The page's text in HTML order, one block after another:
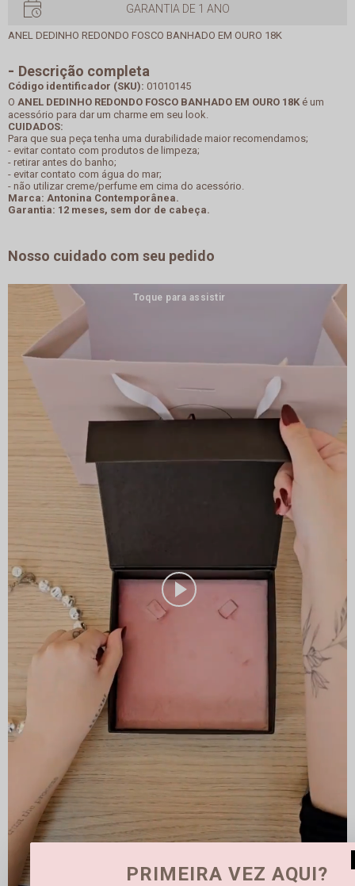
GARANTIA DE 1 ANO
ANEL DEDINHO REDONDO FOSCO BANHADO EM OURO 18K
Descrição completa
Código identificador (SKU): 01010145
O ANEL DEDINHO REDONDO FOSCO BANHADO EM OURO 18Ké um
acessório para dar um charme em seu look.
CUIDADOS:
Para que sua peça tenha uma durabilidade maior recomendamos;
- evitar contato com produtos de limpeza;
- retirar antes do banho;
- evitar contato com água do mar;
- não utilizar creme/perfume em cima do acessório.
Marca: Antonina Contemporânea.
Garantia: 12 meses, sem dor de cabeça.
Nosso cuidado com seu pedido
PRIMEIRA VEZ AQUI?